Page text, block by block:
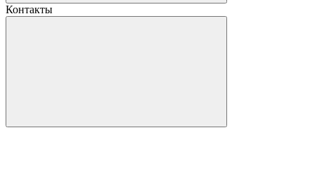
Контакты